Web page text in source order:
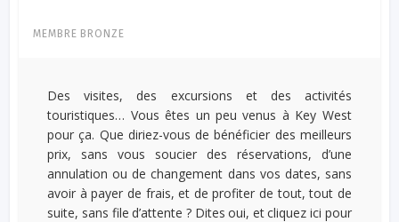
MEMBRE BRONZE
Des visites, des excursions et des activités
touristiques… Vous êtes un peu venus à Key West
pour ça. Que diriez-vous de bénéficier des meilleurs
prix, sans vous soucier des réservations, d’une
annulation ou de changement dans vos dates, sans
avoir à payer de frais, et de profiter de tout, tout de
suite, sans file d’attente ? Dites oui, et cliquez ici pour